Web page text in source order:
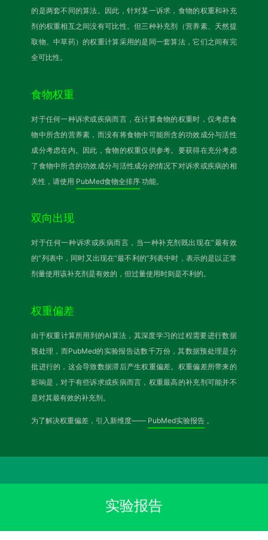
的是两套不同的算法。因此，针对某一诉求，食物的权重和补充
剂的权重相互之间没有可比性。但三种补充剂（营养素、天然提
取物、中草药）的权重计算采用的是同一套算法，它们之间有完
全可比性。
食物权重
对于任何一种诉求或疾病而言，在计算食物的权重时，仅考虑食
物中所含的营养素，而没有将食物中可能所含的功效成分与活性
成分考虑在内。因此，食物的权重仅供参考。要获得在充分考虑
了食物中所含的功效成分与活性成分的情况下对诉求或疾病的相
关性，请使用 PubMed食物全排序 功能。
双向出现
对于任何一种诉求或疾病而言，当一种补充剂既出现在“最有效
的”列表中，同时又出现在“最不利的”列表中时，表示的是以正常
剂量使用该补充剂是有效的，但过量使用时则是不利的。
权重偏差
由于权重计算所用到的AI算法，其深度学习的过程需要进行数据
预处理，而PubMed的实验报告达数千万份，其数据预处理是分
批进行的，这会导致数据滞后产生权重偏差。权重偏差所带来的
影响是，对于有些诉求或疾病而言，权重最高的补充剂可能并不
是对其最有效的补充剂。
为了解决权重偏差，引入新维度—— PubMed实验报告 。
实验报告